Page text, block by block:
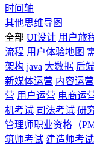
时间轴
其他思维导图
全部 UI设计 用户旅
流程 用户体验地图
架构 java 大数据 后
新媒体运营 内容运营
营 用户运营 电商运
机考试 司法考试 研
管理师职业资格（
筑师考试 建造师考试